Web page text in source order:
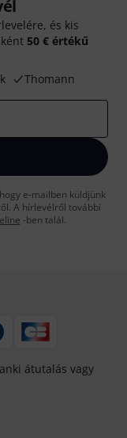
és kis
50 € értékű
Thomann
e-mailben küldjünk
A hírlevélről további
-ben talál.
átutalás vagy